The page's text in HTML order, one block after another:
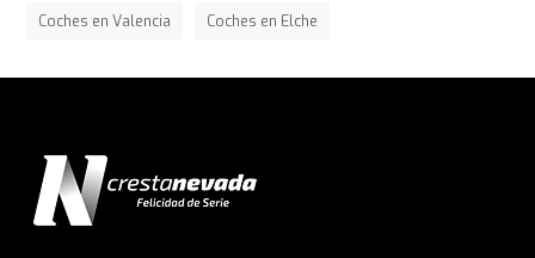
Coches en Valencia Coches en Elche